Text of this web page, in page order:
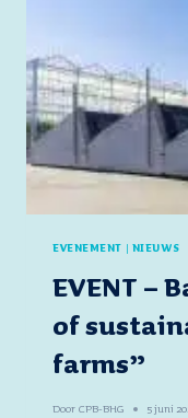
INDUSTRY
&
PUBLIC”
EVENEMENT NIEUWS
EVENT –
of
farms”
Door CPB-BHG 5 juni